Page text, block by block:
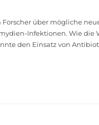
über mögliche
Infektionen. Wie die
den Einsatz von